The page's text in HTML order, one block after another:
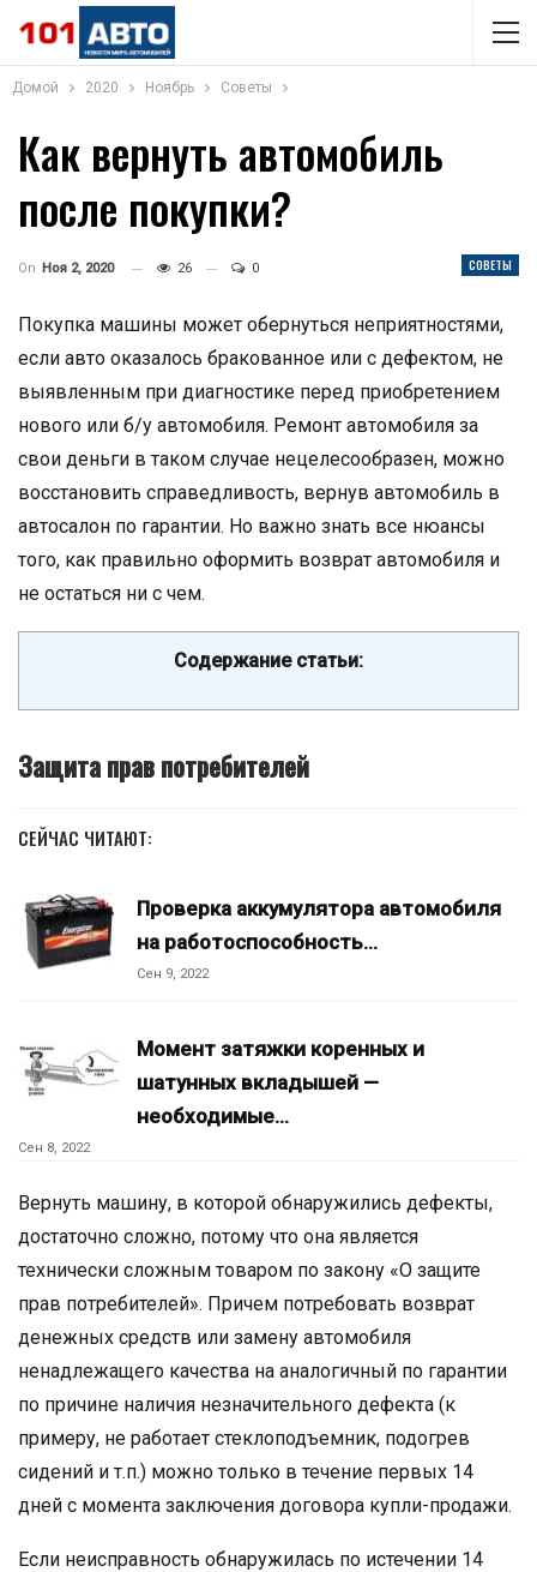
Домой 2020 Ноябрь Советы
Как вернуть автомобиль
после покупки?
СОВЕТЫ
On Ноя 2, 2020 26 0
Покупка машины может обернуться неприятностями,
если авто оказалось бракованное или с дефектом, не
выявленным при диагностике перед приобретением
нового или б/у автомобиля. Ремонт автомобиля за
свои деньги в таком случае нецелесообразен, можно
восстановить справедливость, вернув автомобиль в
автосалон по гарантии. Но важно знать все нюансы
того, как правильно оформить возврат автомобиля и
не остаться ни с чем.
Содержание статьи:
Защита прав потребителей
СЕЙЧАС ЧИТАЮТ:
Проверка аккумулятора автомобиля
на работоспособность…
Сен 9, 2022
Момент затяжки коренных и
шатунных вкладышей —
необходимые…
Сен 8, 2022
Вернуть машину, в которой обнаружились дефекты,
достаточно сложно, потому что она является
технически сложным товаром по закону «О защите
прав потребителей». Причем потребовать возврат
денежных средств или замену автомобиля
ненадлежащего качества на аналогичный по гарантии
по причине наличия незначительного дефекта (к
примеру, не работает стеклоподъемник, подогрев
сидений и т.п.) можно только в течение первых 14
дней с момента заключения договора купли-продажи.
Если неисправность обнаружилась по истечении 14